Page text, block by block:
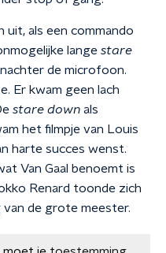
uit, als een commando
lange stare
de microfoon.
Er kwam geen lach
stare down als
het filmpje van Louis
harte succes wenst.
Van Gaal benoemt is
Renard toonde zich
van de grote meester.